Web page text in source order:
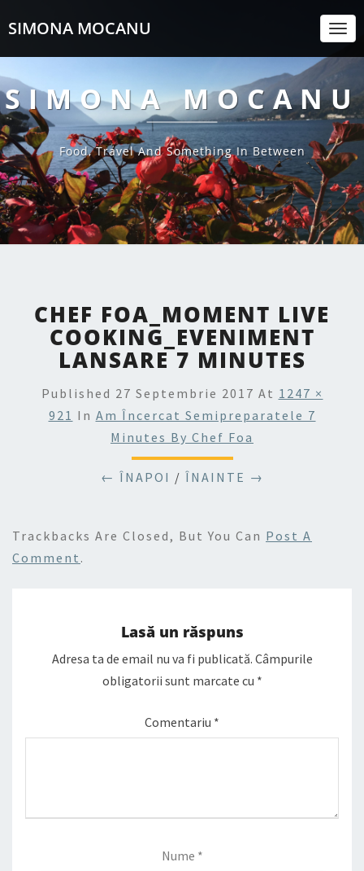
SIMONA MOCANU
SIMONA MOCANU
Food, Travel And Something In Between
CHEF FOA_MOMENT LIVE
COOKING_EVENIMENT
LANSARE 7 MINUTES
Published 27 Septembrie 2017 At 1247 ×
921 In Am Încercat Semipreparatele 7
Minutes By Chef Foa
← ÎNAPOI / ÎNAINTE →
Trackbacks Are Closed, But You Can Post A
Comment .
Lasă un răspuns
Adresa ta de email nu va fi publicată. Câmpurile
obligatorii sunt marcate cu *
Comentariu *
Nume *